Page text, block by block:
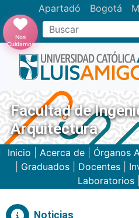
Apartadó Bogotá
Buscar
Nos
Cuidamos
Facultad de
Arquitectura
Inicio Acerca de| Órganos
Graduados Docentes
Laboratorios
Noticias